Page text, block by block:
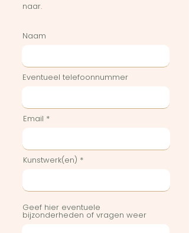
naar.
Naam
Eventueel telefoonnummer
Email
Kunstwerk(en)
Geef hier eventuele
bijzonderheden of vragen weer